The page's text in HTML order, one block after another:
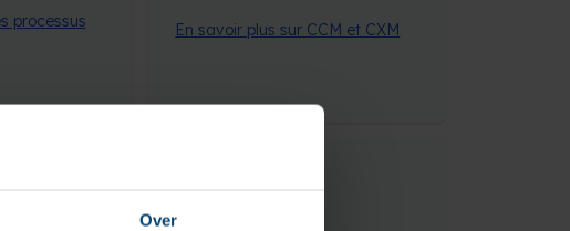
Over
processus
En savoir plus sur CCM et CXM